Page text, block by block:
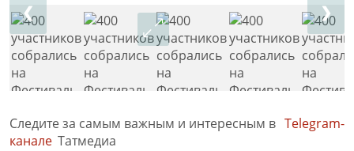
❮ ❯
Следите за самым важным и интересным в Telegram-
канале Татмедиа